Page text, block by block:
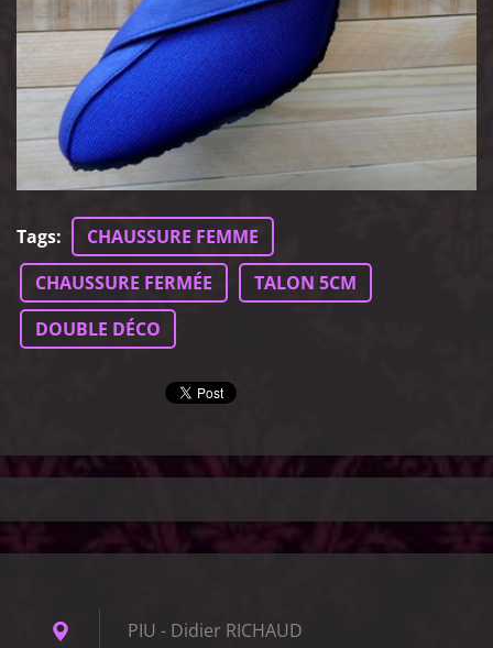
Tags:
CHAUSSURE FEMME
CHAUSSURE FERMÉE
TALON 5CM
DOUBLE DÉCO
PIU - Didier RICHAUD